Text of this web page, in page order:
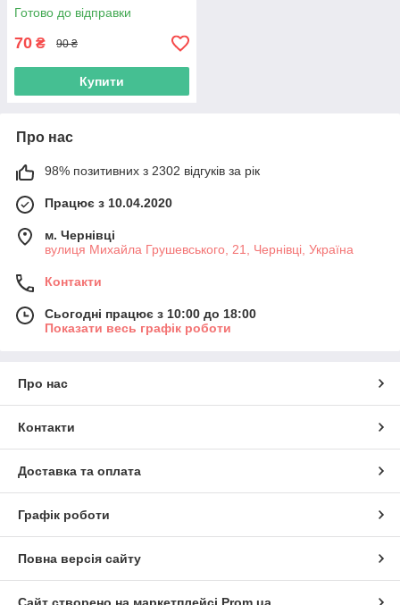
Готово до відправки
70 ₴ 90 ₴
Купити
Про нас
98% позитивних з 2302 відгуків за рік
Працює з 10.04.2020
м. Чернівці
вулиця Михайла Грушевського, 21, Чернівці, Україна
Контакти
Сьогодні працює з 10:00 до 18:00
Показати весь графік роботи
Про нас
Контакти
Доставка та оплата
Графік роботи
Повна версія сайту